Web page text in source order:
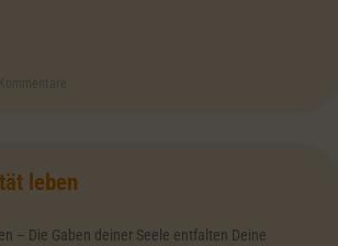
leben
– Die Gaben deiner Seele entfalten Deine